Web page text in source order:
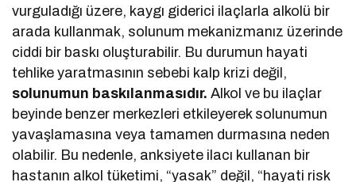
vurguladığı üzere, kaygı giderici ilaçlarla alkolü bir
arada kullanmak, solunum mekanizmanız üzerinde
ciddi bir baskı oluşturabilir. Bu durumun hayati
tehlike yaratmasının sebebi kalp krizi değil,
solunumun baskılanmasıdır. Alkol ve bu ilaçlar
beyinde benzer merkezleri etkileyerek solunumun
yavaşlamasına veya tamamen durmasına neden
olabilir. Bu nedenle, anksiyete ilacı kullanan bir
hastanın alkol tüketimi, “yasak” değil, “hayati risk